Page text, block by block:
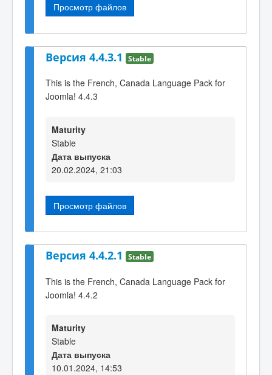
Просмотр файлов
Версия 4.4.3.1 Stable
This is the French, Canada Language Pack for
Joomla! 4.4.3
Maturity
Stable
Дата выпуска
20.02.2024, 21:03
Просмотр файлов
Версия 4.4.2.1 Stable
This is the French, Canada Language Pack for
Joomla! 4.4.2
Maturity
Stable
Дата выпуска
10.01.2024, 14:53